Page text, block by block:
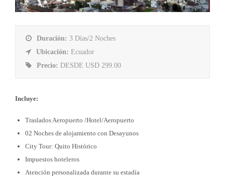
Duración: 3 Días/2 Noches
Ubicación: Ecuador
Precio: DESDE USD 299.00
Incluye:
Traslados Aeropuerto /Hotel/Aeropuerto
02 Noches de alojamiento con Desayunos
City Tour: Quito Histórico
Impuestos hoteleros
Atención personalizada durante su estadía